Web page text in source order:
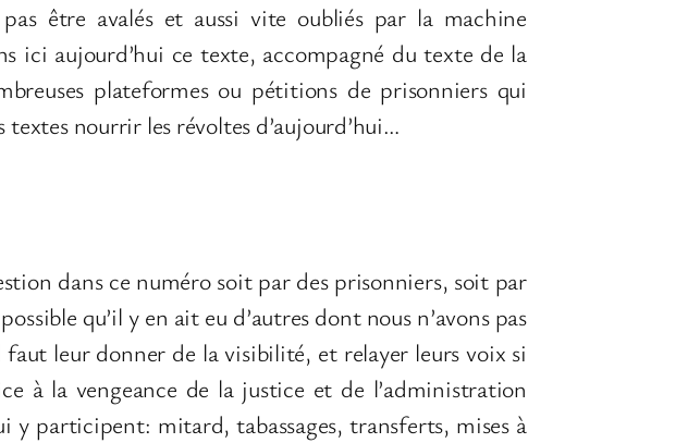
être avalés et aussi vite oubliés par la machine
ici aujourd’hui ce texte, accompagné du texte de la
plateformes ou pétitions de prisonniers qui
nourrir les révoltes d’aujourd’hui…
dans ce numéro soit par des prisonniers, soit par
qu’il y en ait eu d’autres dont nous n’avons pas
leur donner de la visibilité, et relayer leurs voix si
à la vengeance de la justice et de l’administration
participent: mitard, tabassages, transferts, mises à